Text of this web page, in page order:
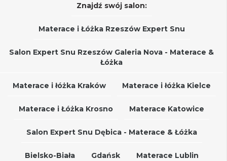
Znajdź swój salon:
Materace i Łóżka Rzeszów Expert Snu
Salon Expert Snu Rzeszów Galeria Nova - Materace &
Łóżka
Materace i łóżka Kraków Materace i łóżka Kielce
Materace i Łóżka Krosno Materace Katowice
Salon Expert Snu Dębica - Materace & Łóżka
Bielsko-Biała Gdańsk Materace Lublin